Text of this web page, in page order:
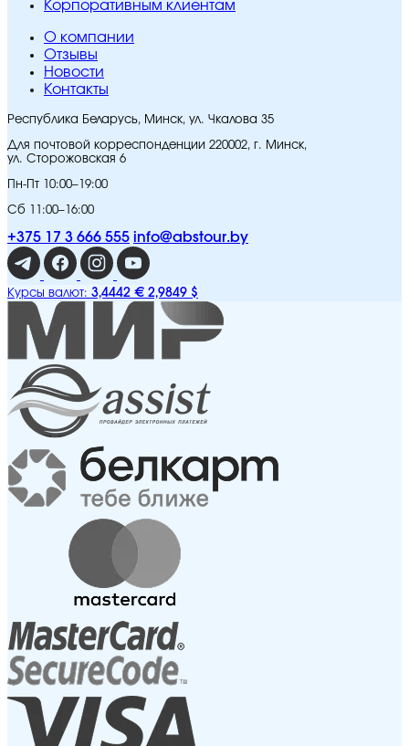
Корпоративным клиентам
O компании
Отзывы
Новости
Контакты
Республика Беларусь, Минск, ул. Чкалова 35
Для почтовой корреспонденции 220002, г. Минск,
ул. Сторожовская 6
Пн-Пт 10:00–19:00
Сб 11:00–16:00
+375 17 3 666 555 info@abstour.by
Курсы валют: 3,4442 € 2,9849 $